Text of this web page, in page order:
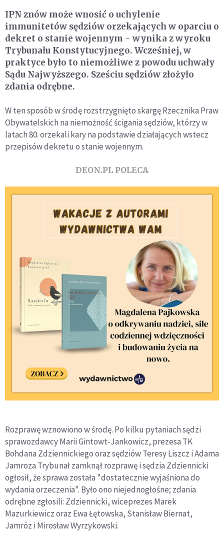
IPN znów może wnosić o uchylenie
immunitetów sędziów orzekających w oparciu o
dekret o stanie wojennym - wynika z wyroku
Trybunału Konstytucyjnego. Wcześniej, w
praktyce było to niemożliwe z powodu uchwały
Sądu Najwyższego. Sześciu sędziów złożyło
zdania odrębne.
W ten sposób w środę rozstrzygnięto skargę Rzecznika Praw
Obywatelskich na niemożność ścigania sędziów, którzy w
latach 80. orzekali kary na podstawie działających wstecz
przepisów dekretu o stanie wojennym.
DEON.PL POLECA
Rozprawę wznowiono w środę. Po kilku pytaniach sędzi
sprawozdawcy Marii Gintowt-Jankowicz, prezesa TK
Bohdana Zdziennickiego oraz sędziów Teresy Liszcz i Adama
Jamroza Trybunał zamknął rozprawę i sędzia Zdziennicki
ogłosił, że sprawa została "dostatecznie wyjaśniona do
wydania orzeczenia". Było ono niejednogłośne; zdania
odrębne zgłosili: Zdziennicki, wiceprezes Marek
Mazurkiewicz oraz Ewa Łętowska, Stanisław Biernat,
Jamróz i Mirosław Wyrzykowski.